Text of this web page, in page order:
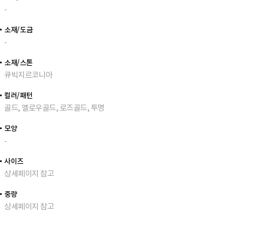
-
소재/도금
-
소재/스톤
큐빅지르코니아
컬러/패턴
골드, 옐로우골드, 로즈골드, 투명
모양
-
사이즈
상세페이지 참고
중량
상세페이지 참고